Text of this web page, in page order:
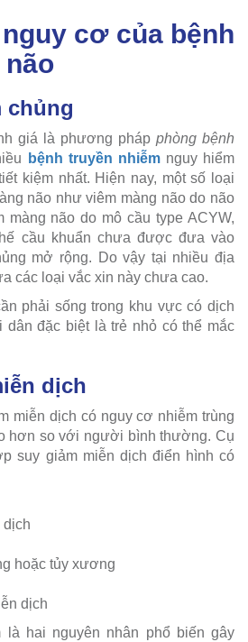
cơ của bệnh
chủng
giá là phương pháp phòng bệnh
bệnh truyền nhiễmnguy hiểm
kiệm nhất. Hiện nay, một số loại
não như viêm màng não do não
màng não do mô cầu type ACYW,
cầu khuẩn chưa được đưa vào
mở rộng. Do vậy tại nhiều địa
các loại vắc xin này chưa cao.
phải sống trong khu vực có dịch
đặc biệt là trẻ nhỏ có thể mắc
dịch
miễn dịch có nguy cơ nhiễm trùng
hơn so với người bình thường. Cụ
suy giảm miễn dịch điển hình có
dịch
hoặc tủy xương
dịch
là hai nguyên nhân phổ biến gây